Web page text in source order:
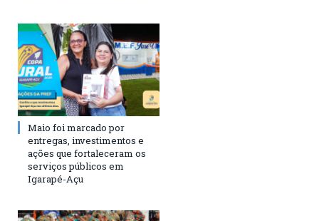
Maio foi marcado por
entregas, investimentos e
ações que fortaleceram os
serviços públicos em
Igarapé-Açu